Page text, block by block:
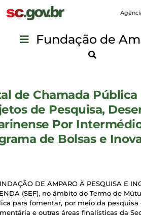
Fundação de
de Chamada
de Pesquisa,
Por
de Bolsas e
DE AMPARO À PESQUISA E
(SEF), no âmbito do Termo de
para fomentar, por meio da
e outras áreas finalísticas da